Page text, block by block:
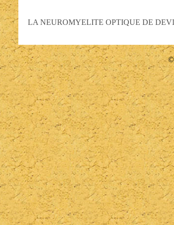
LA NEUROMYELITE OPTIQUE DE
©